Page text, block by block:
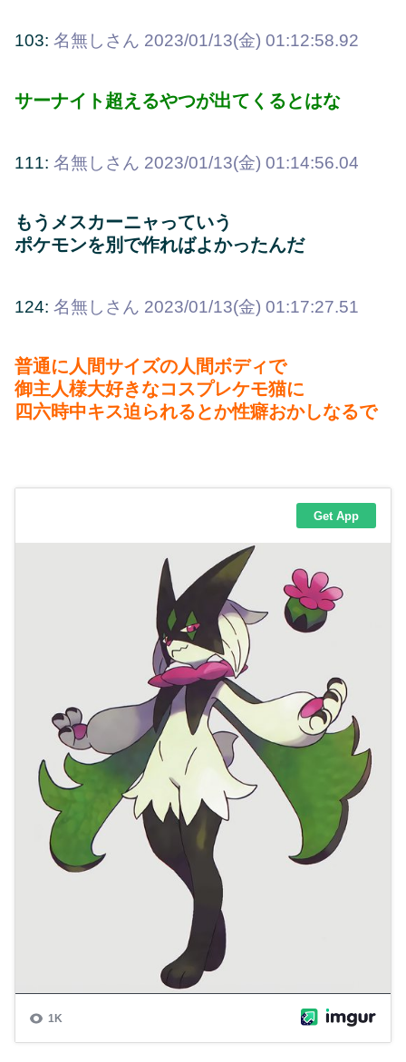
103: 名無しさん 2023/01/13(金) 01:12:58.92
サーナイト超えるやつが出てくるとはな
111: 名無しさん 2023/01/13(金) 01:14:56.04
もうメスカーニャっていう
ポケモンを別で作ればよかったんだ
124: 名無しさん 2023/01/13(金) 01:17:27.51
普通に人間サイズの人間ボディで
御主人様大好きなコスプレケモ猫に
四六時中キス迫られるとか性癖おかしなるで